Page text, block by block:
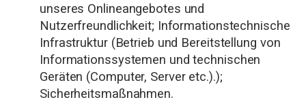
unseres Onlineangebotes und
Nutzerfreundlichkeit; Informationstechnische
Infrastruktur (Betrieb und Bereitstellung von
Informationssystemen und technischen
Geräten (Computer, Server etc.).);
Sicherheitsmaßnahmen.